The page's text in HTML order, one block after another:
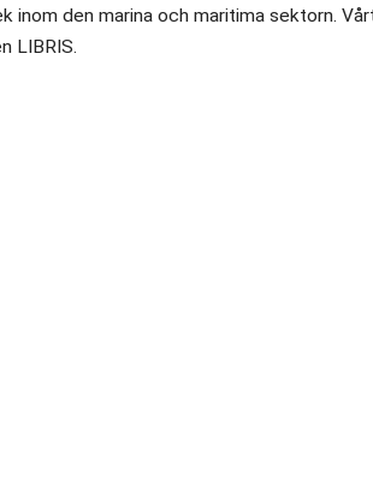
den marina och maritima sektorn.
LIBRIS.